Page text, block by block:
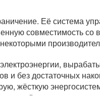
Её система
совместимость
и без достаточных
жёсткую